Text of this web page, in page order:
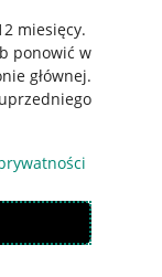
miesięcy.
ponowić w
głównej.